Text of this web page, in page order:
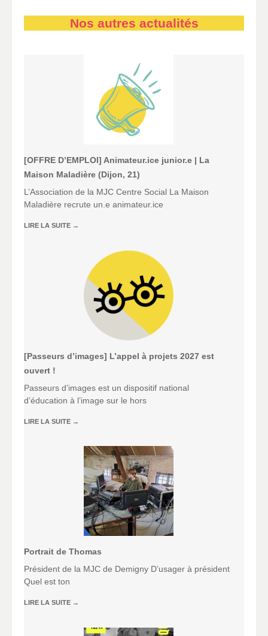
Nos autres actualités
[OFFRE D’EMPLOI] Animateur.ice junior.e | La
Maison Maladière (Dijon, 21)
L’Association de la MJC Centre Social La Maison
Maladière recrute un.e animateur.ice
LIRE LA SUITE →
[Passeurs d’images] L’appel à projets 2027 est
ouvert !
Passeurs d’images est un dispositif national
d’éducation à l’image sur le hors
LIRE LA SUITE →
Portrait de Thomas
Président de la MJC de Demigny D’usager à président
Quel est ton
LIRE LA SUITE →